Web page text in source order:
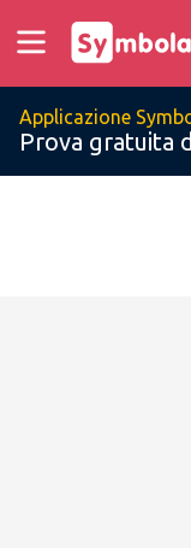
Applicazione
Prova gratuita